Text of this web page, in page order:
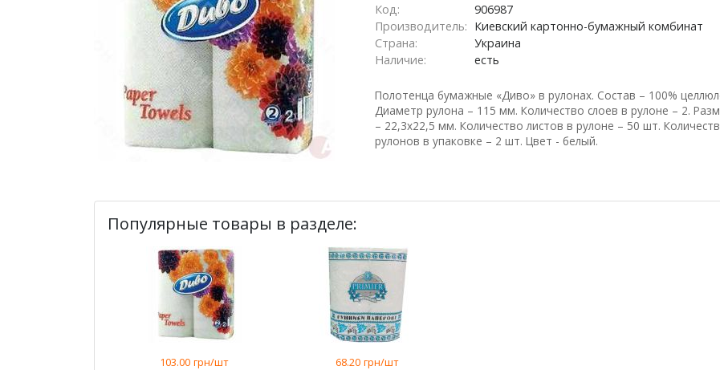
Код:
906987
Производитель: Киевский картонно-бумажный комбинат
Страна:
Украина
Наличие:
есть
Полотенца бумажные «Диво» в рулонах. Состав – 100%
Диаметр рулона – 115 мм. Количество слоев в рулоне – 2.
– 22,3х22,5 мм. Количество листов в рулоне – 50 шт.
рулонов в упаковке – 2 шт. Цвет - белый.
Популярные товары в разделе:
103.00 грн/шт 68.20 грн/шт